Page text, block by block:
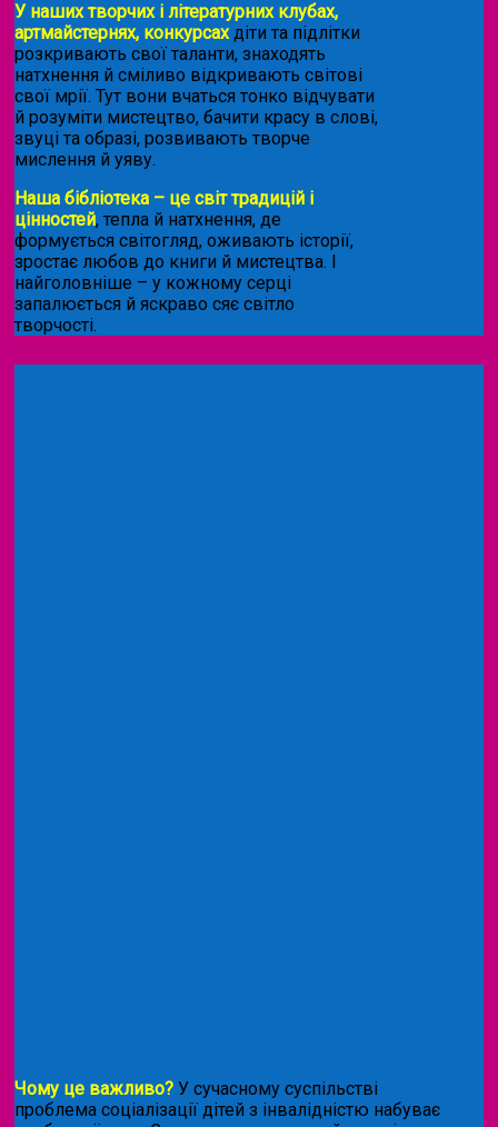
У наших творчих і літературних клубах,
артмайстернях, конкурсахдіти та підлітки
розкривають свої таланти, знаходять
натхнення й сміливо відкривають світові
свої мрії. Тут вони вчаться тонко відчувати
й розуміти мистецтво, бачити красу в слові,
звуці та образі, розвивають творче
мислення й уяву.
Наша бібліотека – це світ традицій і
цінностей, тепла й натхнення, де
формується світогляд, оживають історії,
зростає любов до книги й мистецтва. І
найголовніше – у кожному серці
запалюється й яскраво сяє світло
творчості.
Чому це важливо? У сучасному суспільстві
проблема соціалізації дітей з інвалідністю набуває